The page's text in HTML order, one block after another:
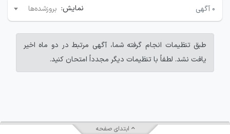
۰ آگهی نمایش: بروزشده‌ها
طبق تنظیمات انجام گرفته شما، آگهی مرتبط در دو ماه اخیر
یافت نشد. لطفاً با تنظیمات دیگر مجدداً امتحان کنید.
ابتدای صفحه